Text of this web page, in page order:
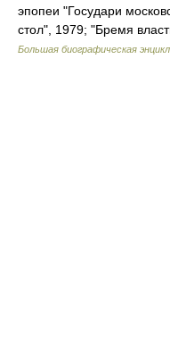
эпопеи "Государи
стол", 1979; "Бремя
Большая биографическая